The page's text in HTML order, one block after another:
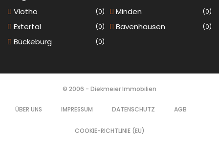
Vlotho (0) Minden (0)
Extertal (0) Bavenhausen (0)
Bückeburg (0)
© 2006 - Diekmeier Immobilien
ÜBER UNS IMPRESSUM DATENSCHUTZ AGB
COOKIE-RICHTLINIE (EU)